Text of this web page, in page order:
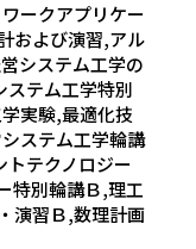
ークアプリケー
および演習,アル
システム工学の
テム工学特別
実験,最適化技
ステム工学輪講
テクノロジー
特別輪講Ｂ,理工
演習Ｂ,数理計画